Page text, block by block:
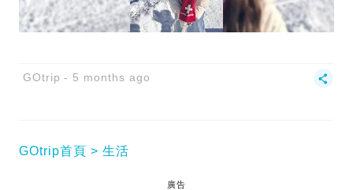
GOtrip 5 months ago
GOtrip首頁 生活
廣告